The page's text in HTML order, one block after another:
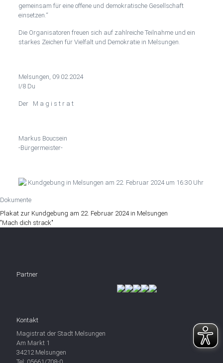
gemeinsam für eine offene und demokratische Gesellschaft
einsetzen.“
Die Organisatoren freuen sich auf zahlreiche Teilnahme und ein
starkes Zeichen für Vielfalt und Demokratie in Melsungen.
Melsungen, 09.02.2024
I/8 Du
Der M a g i s t r a t
Markus Boucsein
-Bürgermeister-
Dokumente
Plakat zur Kundgebung am 22. Februar 2024 in Melsungen
"Mach dich strack"
Partner
Kontakt
Magistrat der Stadt Melsungen
Am Markt 1
34212 Melsungen